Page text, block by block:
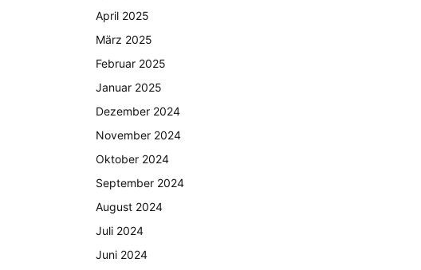
April 2025
März 2025
Februar 2025
Januar 2025
Dezember 2024
November 2024
Oktober 2024
September 2024
August 2024
Juli 2024
Juni 2024